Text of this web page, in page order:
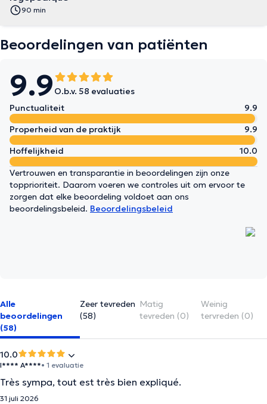
90 min
Beoordelingen van patiënten
9.9 O.b.v. 58 evaluaties
Punctualiteit
9.9
Properheid van de praktijk
9.9
Hoffelijkheid
10.0
Vertrouwen en transparantie in beoordelingen zijn onze
topprioriteit. Daarom voeren we controles uit om ervoor te
zorgen dat elke beoordeling voldoet aan ons
beoordelingsbeleid. Beoordelingsbeleid
Alle
beoordelingen
(58)
Zeer tevreden
(58)
Matig
tevreden (0)
Weinig
tervreden (0)
10.0
I**** A****• 1 evaluatie
Très sympa, tout est très bien expliqué.
31 juli 2026